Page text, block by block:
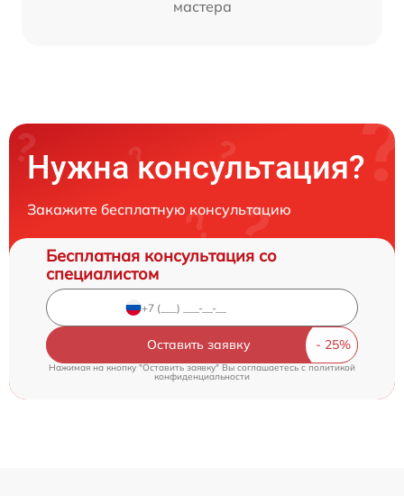
мастера
Нужна консультация?
Закажите бесплатную консультацию
Бесплатная консультация со
специалистом
Оставить заявку
Нажимая на кнопку "Оставить заявку" Вы соглашаетесь cполитикой
конфиденциальности